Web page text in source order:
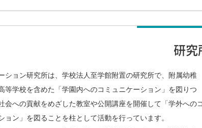
研究
ション研究所は、学校法人至学館附置の研究所で、附属幼稚
等学校を含めた「学園内へのコミュニケーション」を図りつ
会への貢献をめざした教室や公開講座を開催して「学外への
ョン」を図ることを柱として活動を行っています。